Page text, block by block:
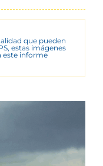
que pueden
estas imágenes
este informe